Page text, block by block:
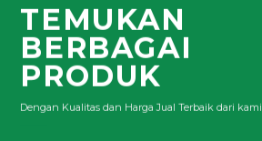
TEMUKAN
BERBAGAI
PRODUK
Dengan Kualitas dan Harga Jual Terbaik dari kami.